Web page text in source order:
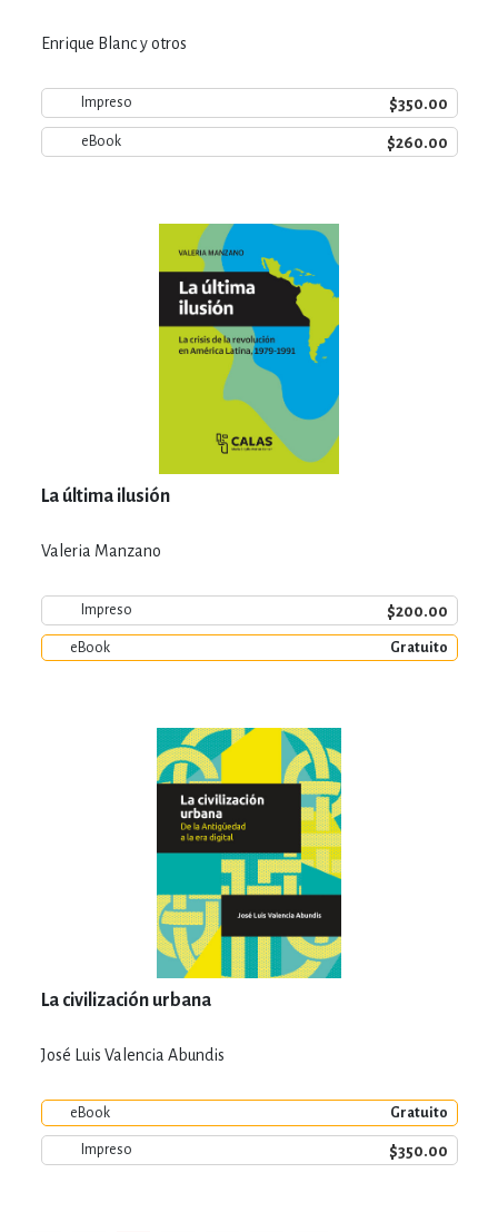
Enrique Blanc y otros
Impreso $350.00
eBook $260.00
La última ilusión
Valeria Manzano
Impreso $200.00
eBook Gratuito
La civilización urbana
José Luis Valencia Abundis
eBook Gratuito
Impreso $350.00